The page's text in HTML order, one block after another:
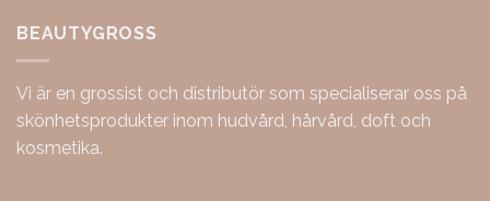
BEAUTYGROSS
Vi är en grossist och distributör som specialiserar oss på
skönhetsprodukter inom hudvård, hårvård, doft och
kosmetika.